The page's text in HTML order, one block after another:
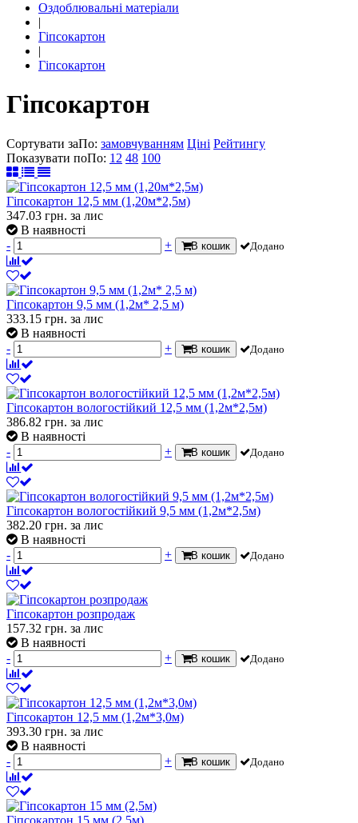
Оздоблювальні матеріали
|
Гіпсокартон
|
Гіпсокартон
Гіпсокартон
Сортувати заПо: замовчуванням Ціні Рейтингу
Показувати поПо: 12 48 100
Гіпсокартон 12,5 мм (1,20м*2,5м)
347.03 грн. за лис
В наявності
-
+ В кошик Додано
Гіпсокартон 9,5 мм (1,2м* 2,5 м)
333.15 грн. за лис
В наявності
-
+ В кошик Додано
Гіпсокартон вологостійкий 12,5 мм (1,2м*2,5м)
386.82 грн. за лис
В наявності
-
+ В кошик Додано
Гіпсокартон вологостійкий 9,5 мм (1,2м*2,5м)
382.20 грн. за лис
В наявності
-
+ В кошик Додано
Гіпсокартон розпродаж
157.32 грн. за лис
В наявності
-
+ В кошик Додано
Гіпсокартон 12,5 мм (1,2м*3,0м)
393.30 грн. за лис
В наявності
-
+ В кошик Додано
Гіпсокартон 15 мм (2,5м)